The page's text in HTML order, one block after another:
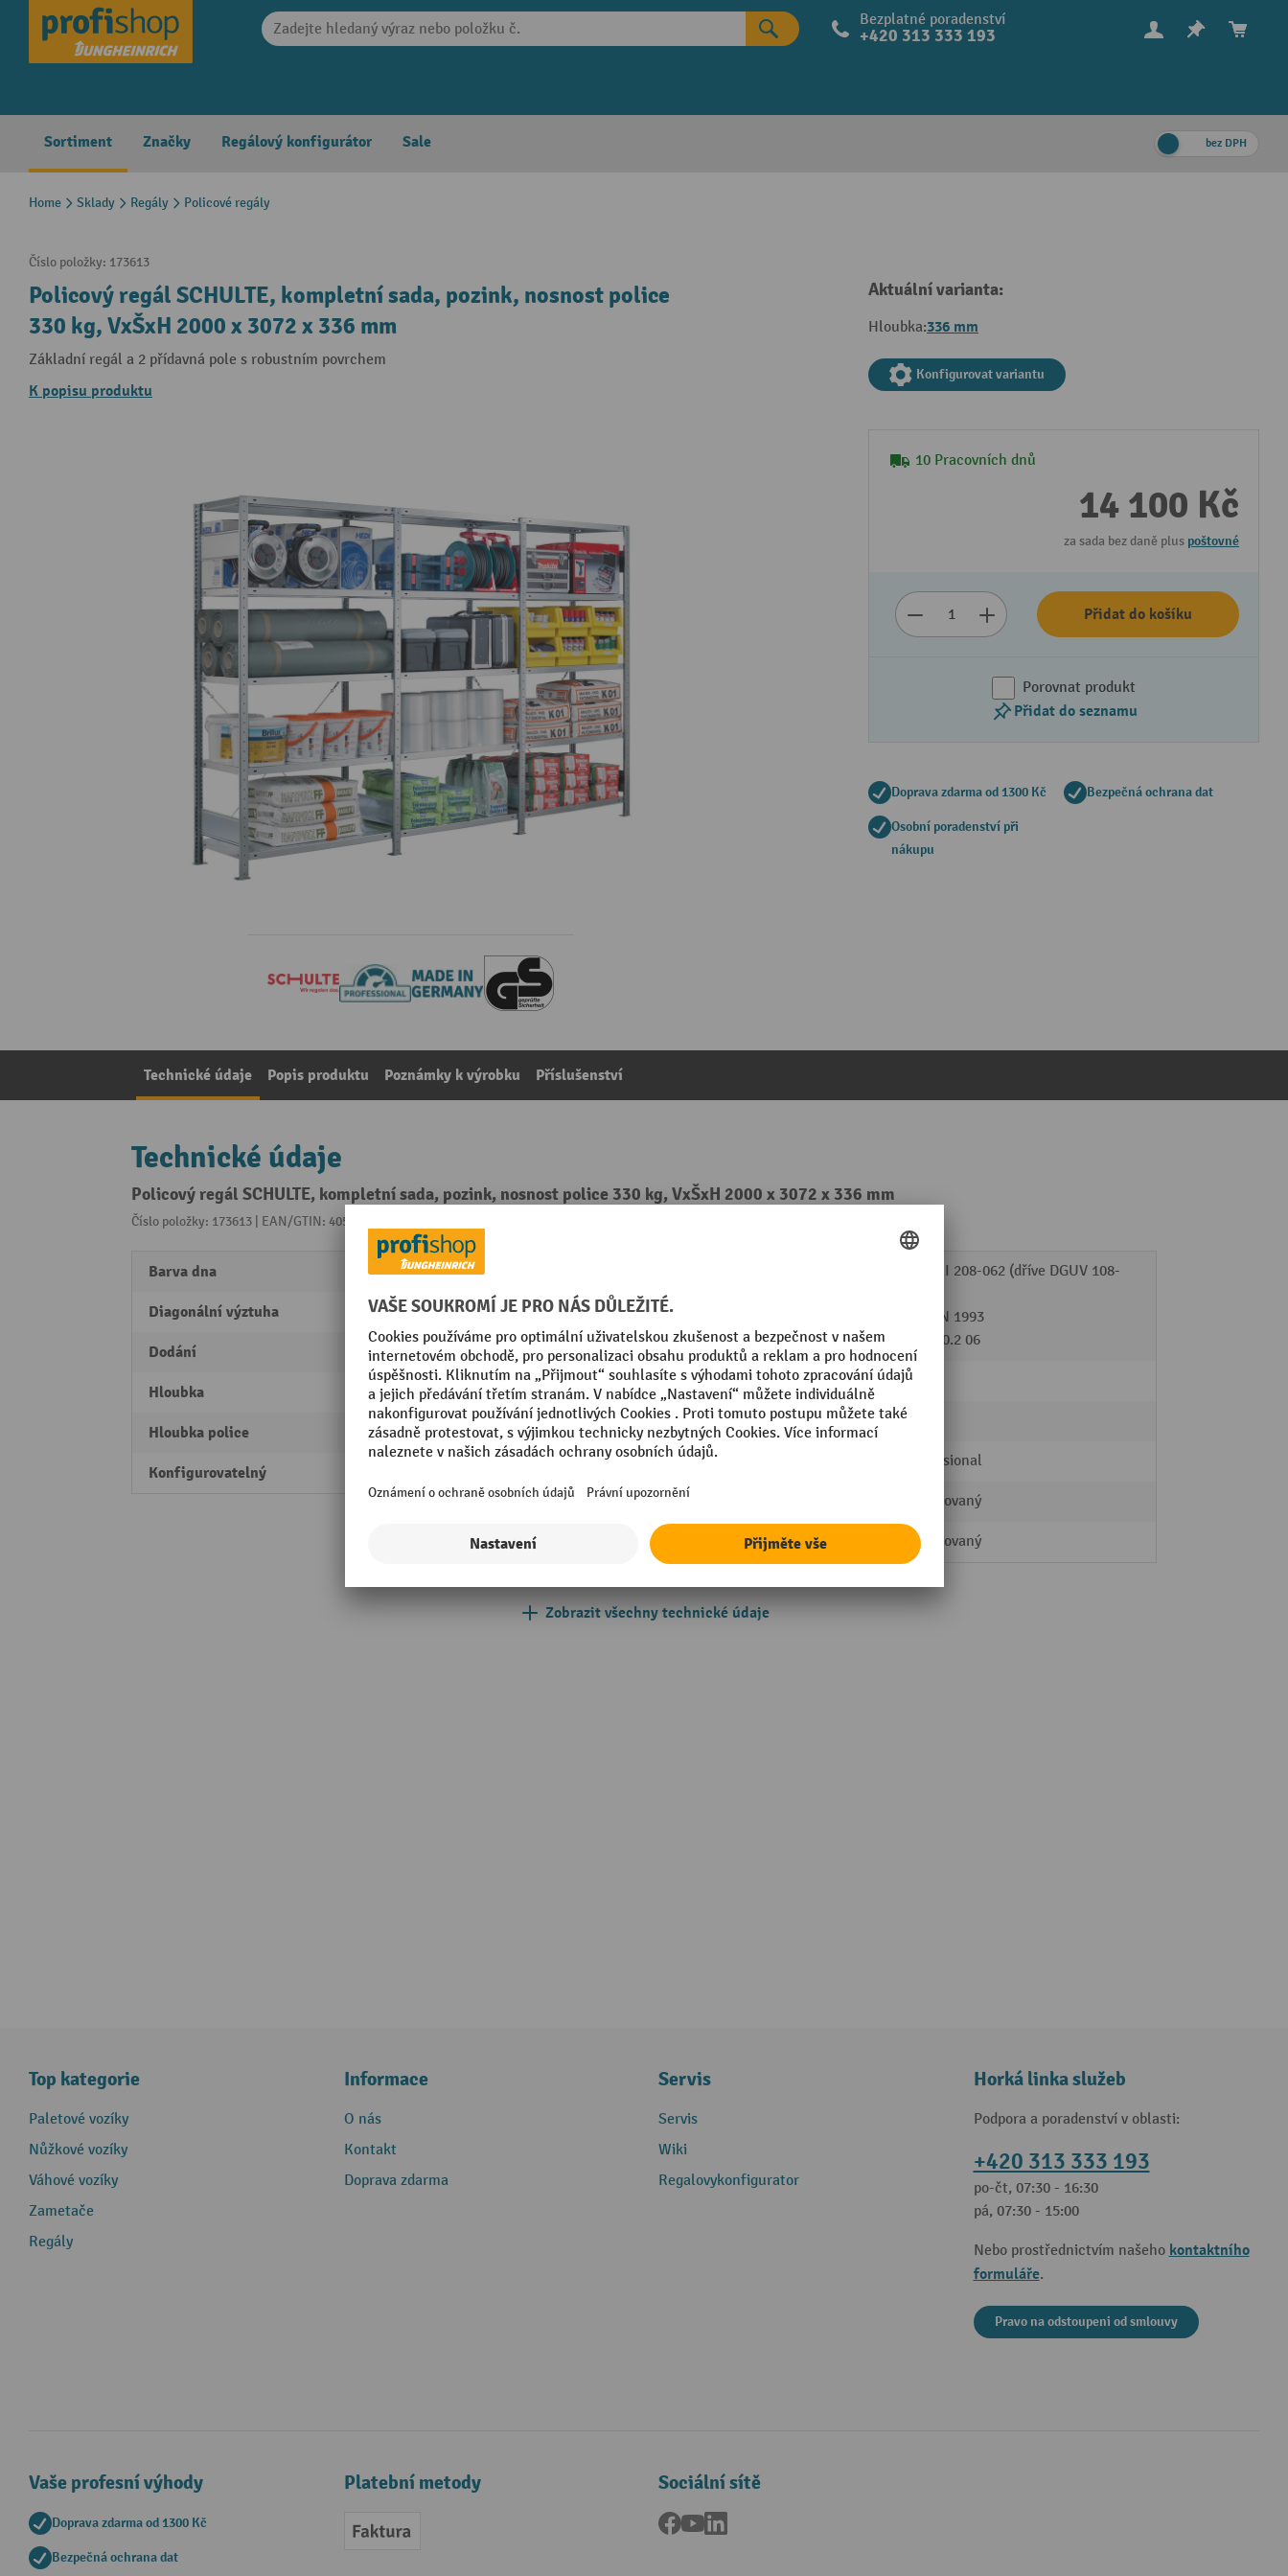
Skip to main navigation Bezplatné poradenství
+420 313 333 193
Sortiment Značky Regálový konfigurátor Sale bez DPH
Home Sklady Regály Policové regály
Číslo položky: 173613
Policový regál SCHULTE, kompletní sada, pozink, nosnost police
330 kg, VxŠxH 2000 x 3072 x 336 mm
Základní regál a 2 přídavná pole s robustním povrchem
K popisu produktu
Aktuální varianta:
Hloubka:336 mm
Konfigurovat variantu
10 Pracovních dnů
14 100 Kč
za sada bez daně plus poštovné
Přidat do košíku
Porovnat produkt
Přidat do seznamu
Doprava zdarma od 1300 Kč Bezpečná ochrana dat
Osobní poradenství při
nákupu
Technické údaje Popis produktu Poznámky k výrobku Příslušenství
Technické údaje
Policový regál SCHULTE, kompletní sada, pozink, nosnost police 330 kg, VxŠxH 2000 x 3072 x 336 mm
Číslo položky: 173613 | EAN/GTIN: 4058255010073
Barva dna pozinkovaný
Diagonální výztuha Ano
Dodání rozložený
Hloubka 336 mm
Hloubka police 300 mm
Konfigurovatelný
DGUV-I 208-062 (dříve DGUV 108-
DIN EN 1993
FEM 10.2 06
Rozšířitelný s přídavným polem Ano
Rám, předmontovaný Ne
Segmentu Professional
Stojany, povrch pozinkovaný
Stojina, barva pozinkovaný
Zobrazit všechny technické údaje
Top kategorie
Paletové vozíky
Nůžkové vozíky
Váhové vozíky
Zametače
Regály
Informace
O nás
Kontakt
Doprava zdarma
Servis
Servis
Wiki
Regalovykonfigurator
Horká linka služeb
Podpora a poradenství v oblasti:
+420 313 333 193
po-čt, 07:30 - 16:30
pá, 07:30 - 15:00
Nebo prostřednictvím našeho kontaktního
formuláře.
Pravo na odstoupeni od smlouvy
Vaše profesní výhody
Doprava zdarma od 1300 Kč
Bezpečná ochrana dat
Platební metody
Faktura
Sociální sítě
Facebook
YouTube